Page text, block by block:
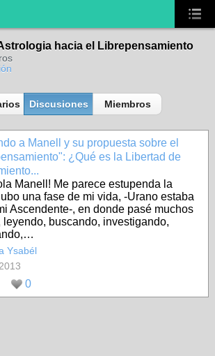
hacia el Librepensamiento
Discusiones Miembros
a Manell y su propuesta sobre el
¿Qué es la Libertad de
Manell! Me parece estupenda la
una fase de mi vida, -Urano estaba
Ascendente-, en donde pasé muchos
leyendo, buscando, investigando,
Ysabél
0